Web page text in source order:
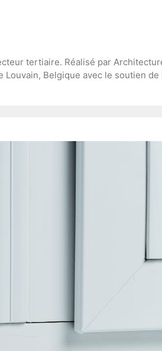
tertiaire. Réalisé par
Belgique avec le soutien de